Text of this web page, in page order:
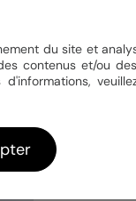
0,42
du site et
contenus et/ou